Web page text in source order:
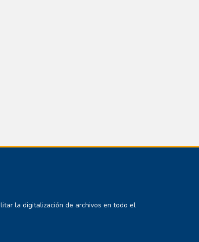
la digitalización de archivos en todo el